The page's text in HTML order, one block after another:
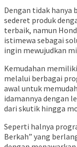
Dengan tidak hanya
sederet produk
terbaik, namun
istimewa sebagai
ingin mewujudkan
Kemudahan
melalui berbagai
awal untuk
idamannya dengan
dari skutik hingga
Seperti halnya
Berkah” yang